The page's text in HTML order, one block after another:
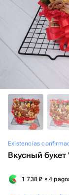
Existencias
Вкусный
1 738₽ × 4